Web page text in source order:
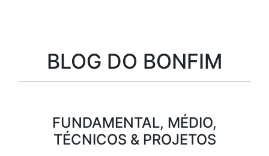
BLOG DO BONFIM
FUNDAMENTAL, MÉDIO,
TÉCNICOS & PROJETOS